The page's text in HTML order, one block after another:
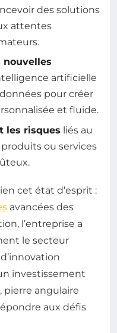
des solutions
attentes
nouvelles
artificielle
pour créer
et fluide.
les risques liés au
ou services
cet état d’esprit :
avancées des
l’entreprise a
le secteur
investissement
pierre angulaire
aux défis